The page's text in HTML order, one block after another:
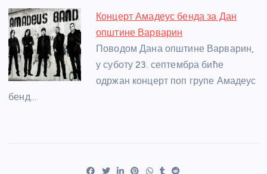
Концерт Амадеус бенда за Дан
општине Варварин
Поводом Дана општине Варварин,
у суботу 23. септембра биће
одржан концерт поп групе Амадеус
бенд…